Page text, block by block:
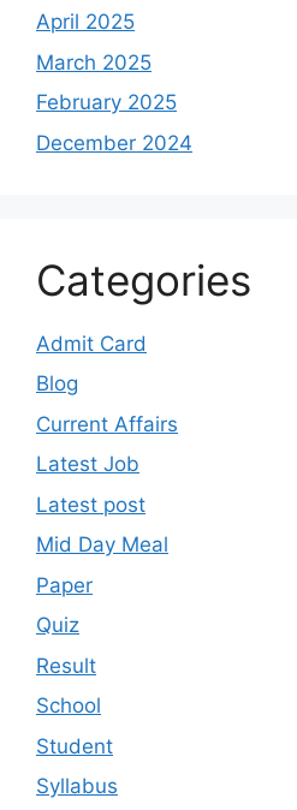
April 2025
March 2025
February 2025
December 2024
Categories
Admit Card
Blog
Current Affairs
Latest Job
Latest post
Mid Day Meal
Paper
Quiz
Result
School
Student
Syllabus